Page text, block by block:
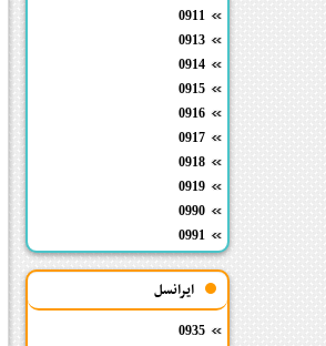
0911
0913
0914
0915
0916
0917
0918
0919
0990
0991
ایرانسل
0935